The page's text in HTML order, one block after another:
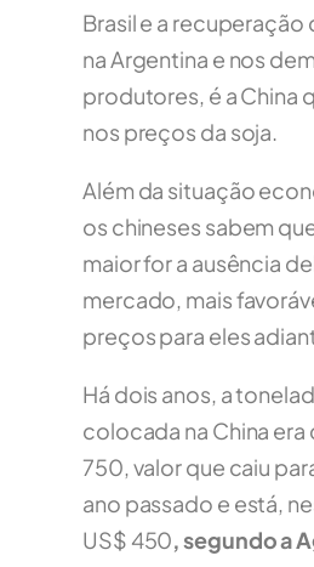
Brasil e a
na Argentina e nos
produtores, é a China
nos preços da soja.
Além da situação
os chineses sabem
maior for a ausência
mercado, mais
preços para eles
Há dois anos, a
colocada na China era
750, valor que caiu
ano passado e está,
US$ 450, segundo a